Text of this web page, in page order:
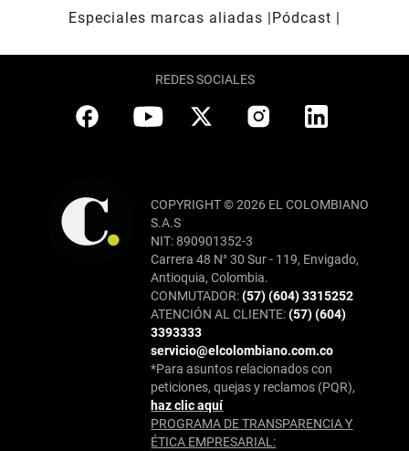
Especiales marcas aliadas
Pódcast
REDES SOCIALES
COPYRIGHT © 2026 EL COLOMBIANO
S.A.S
NIT: 890901352-3
Carrera 48 N° 30 Sur - 119, Envigado,
Antioquia, Colombia.
CONMUTADOR:(57) (604) 3315252
ATENCIÓN AL CLIENTE:(57) (604)
3393333
servicio@elcolombiano.com.co
*Para asuntos relacionados con
peticiones, quejas y reclamos (PQR),
haz clic aquí
PROGRAMA DE TRANSPARENCIA Y
ÉTICA EMPRESARIAL: